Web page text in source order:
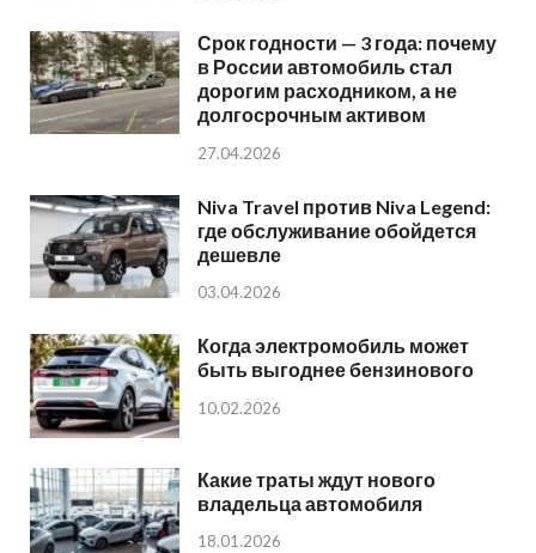
Срок годности — 3 года: почему
в России автомобиль стал
дорогим расходником, а не
долгосрочным активом
27.04.2026
Niva Travel против Niva Legend:
где обслуживание обойдется
дешевле
03.04.2026
Когда электромобиль может
быть выгоднее бензинового
10.02.2026
Какие траты ждут нового
владельца автомобиля
18.01.2026